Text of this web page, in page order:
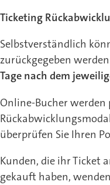
Ticketing
Selbstverständlich
zurückgegeben
Tage nach dem
Online-Bucher werden
überprüfen Sie Ihren
Kunden, die ihr Ticket
gekauft haben,